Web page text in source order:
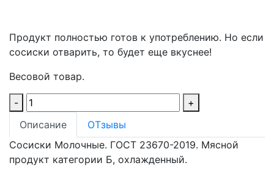
Продукт полностью готов к употреблению. Но если
сосиски отварить, то будет еще вкуснее!
Весовой товар.
-
+
Описание
ОТзывы
Сосиски Молочные. ГОСТ 23670-2019. Мясной
продукт категории Б, охлажденный.